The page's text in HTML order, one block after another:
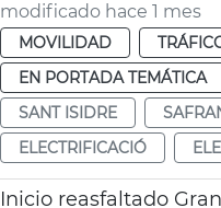
modificado hace 1 mes
MOVILIDAD
EN PORTADA TEMÁTICA
SANT ISIDRE
ELECTRIFICACIÓ
Inicio reasfaltado